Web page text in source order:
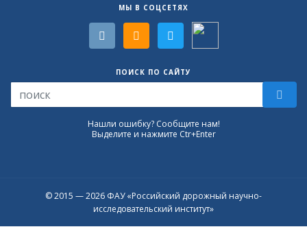
МЫ В СОЦСЕТЯХ
ПОИСК ПО САЙТУ
Нашли ошибку? Сообщите нам!
Выделите и нажмите Ctr+Enter
© 2015 — 2026 ФАУ «Российский дорожный научно-
исследовательский институт»